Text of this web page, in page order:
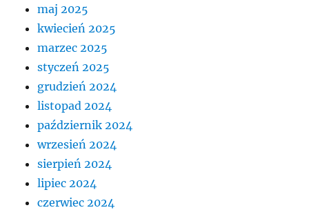
maj 2025
kwiecień 2025
marzec 2025
styczeń 2025
grudzień 2024
listopad 2024
październik 2024
wrzesień 2024
sierpień 2024
lipiec 2024
czerwiec 2024